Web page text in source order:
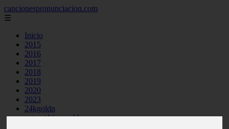
cancionespronunciacion.com
☰
Inicio
2015
2016
2017
2018
2019
2020
2023
24kgoldn
a great big world